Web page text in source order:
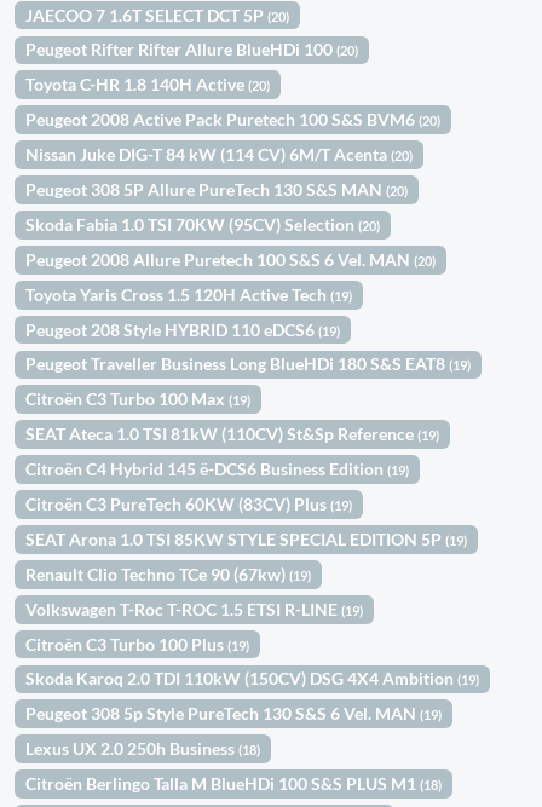
JAECOO 7 1.6T SELECT DCT 5P(20)
Peugeot Rifter Rifter Allure BlueHDi 100(20)
Toyota C-HR 1.8 140H Active(20)
Peugeot 2008 Active Pack Puretech 100 S&S BVM6(20)
Nissan Juke DIG-T 84 kW (114 CV) 6M/T Acenta(20)
Peugeot 308 5P Allure PureTech 130 S&S MAN(20)
Skoda Fabia 1.0 TSI 70KW (95CV) Selection(20)
Peugeot 2008 Allure Puretech 100 S&S 6 Vel. MAN(20)
Toyota Yaris Cross 1.5 120H Active Tech(19)
Peugeot 208 Style HYBRID 110 eDCS6(19)
Peugeot Traveller Business Long BlueHDi 180 S&S EAT8(19)
Citroën C3 Turbo 100 Max(19)
SEAT Ateca 1.0 TSI 81kW (110CV) St&Sp Reference(19)
Citroën C4 Hybrid 145 ë-DCS6 Business Edition(19)
Citroën C3 PureTech 60KW (83CV) Plus(19)
SEAT Arona 1.0 TSI 85KW STYLE SPECIAL EDITION 5P(19)
Renault Clio Techno TCe 90 (67kw)(19)
Volkswagen T-Roc T-ROC 1.5 ETSI R-LINE(19)
Citroën C3 Turbo 100 Plus(19)
Skoda Karoq 2.0 TDI 110kW (150CV) DSG 4X4 Ambition(19)
Peugeot 308 5p Style PureTech 130 S&S 6 Vel. MAN(19)
Lexus UX 2.0 250h Business(18)
Citroën Berlingo Talla M BlueHDi 100 S&S PLUS M1(18)